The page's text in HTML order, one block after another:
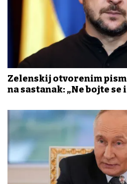
Zelenskij otvorenim
na sastanak: „Ne bojte se